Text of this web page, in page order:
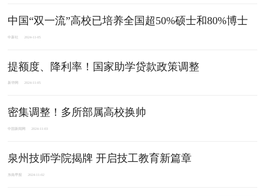
中国“双一流”高校已培养全国超50%硕士和80%博士
中新社 2024-11-05
提额度、降利率！国家助学贷款政策调整
新华网 2024-11-05
密集调整！多所部属高校换帅
中国新闻网 2024-11-03
泉州技师学院揭牌 开启技工教育新篇章
东南早报 2024-11-02